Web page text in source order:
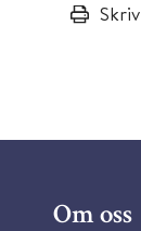
Om oss